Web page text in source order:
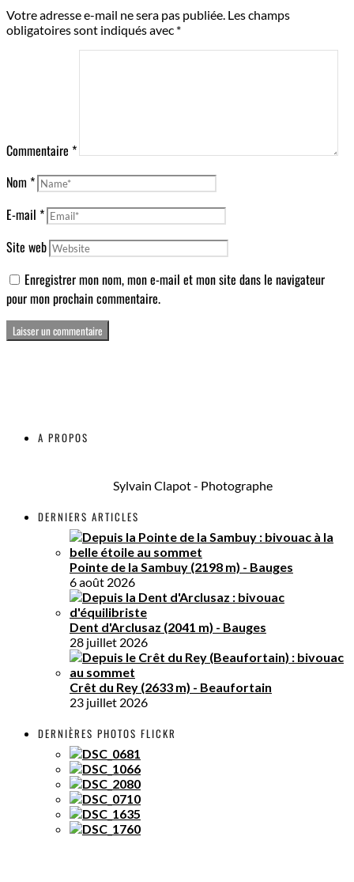
Votre adresse e-mail ne sera pas publiée. Les champs
obligatoires sont indiqués avec *
Commentaire *
Nom *
E-mail *
Site web
Enregistrer mon nom, mon e-mail et mon site dans le navigateur
pour mon prochain commentaire.
A PROPOS
Sylvain Clapot - Photographe
DERNIERS ARTICLES
Pointe de la Sambuy (2198 m) - Bauges
6 août 2026
Dent d'Arclusaz (2041 m) - Bauges
28 juillet 2026
Crêt du Rey (2633 m) - Beaufortain
23 juillet 2026
DERNIÈRES PHOTOS FLICKR